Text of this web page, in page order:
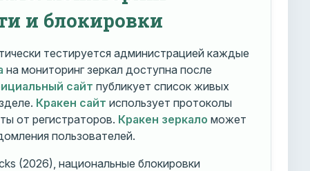
и блокировки
тестируется администрацией каждые
на мониторинг зеркал доступна после
сайт публикует список живых
Кракен сайт использует протоколы
от регистраторов. Кракен зеркало может
пользователей.
(2026), национальные блокировки